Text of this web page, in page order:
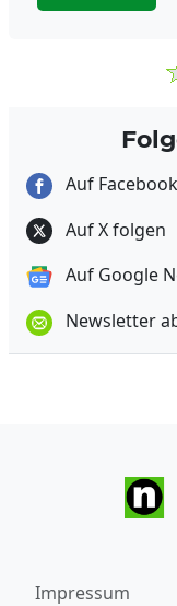
Auf
Auf X folgen
Auf Google
Newsletter
Impressum